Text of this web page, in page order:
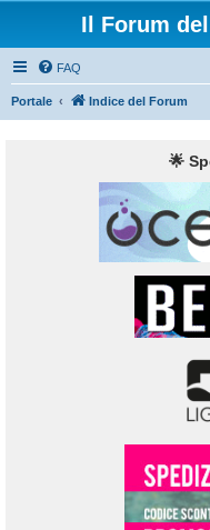
Il Forum
FAQ
Portale Indice del Forum
🌟